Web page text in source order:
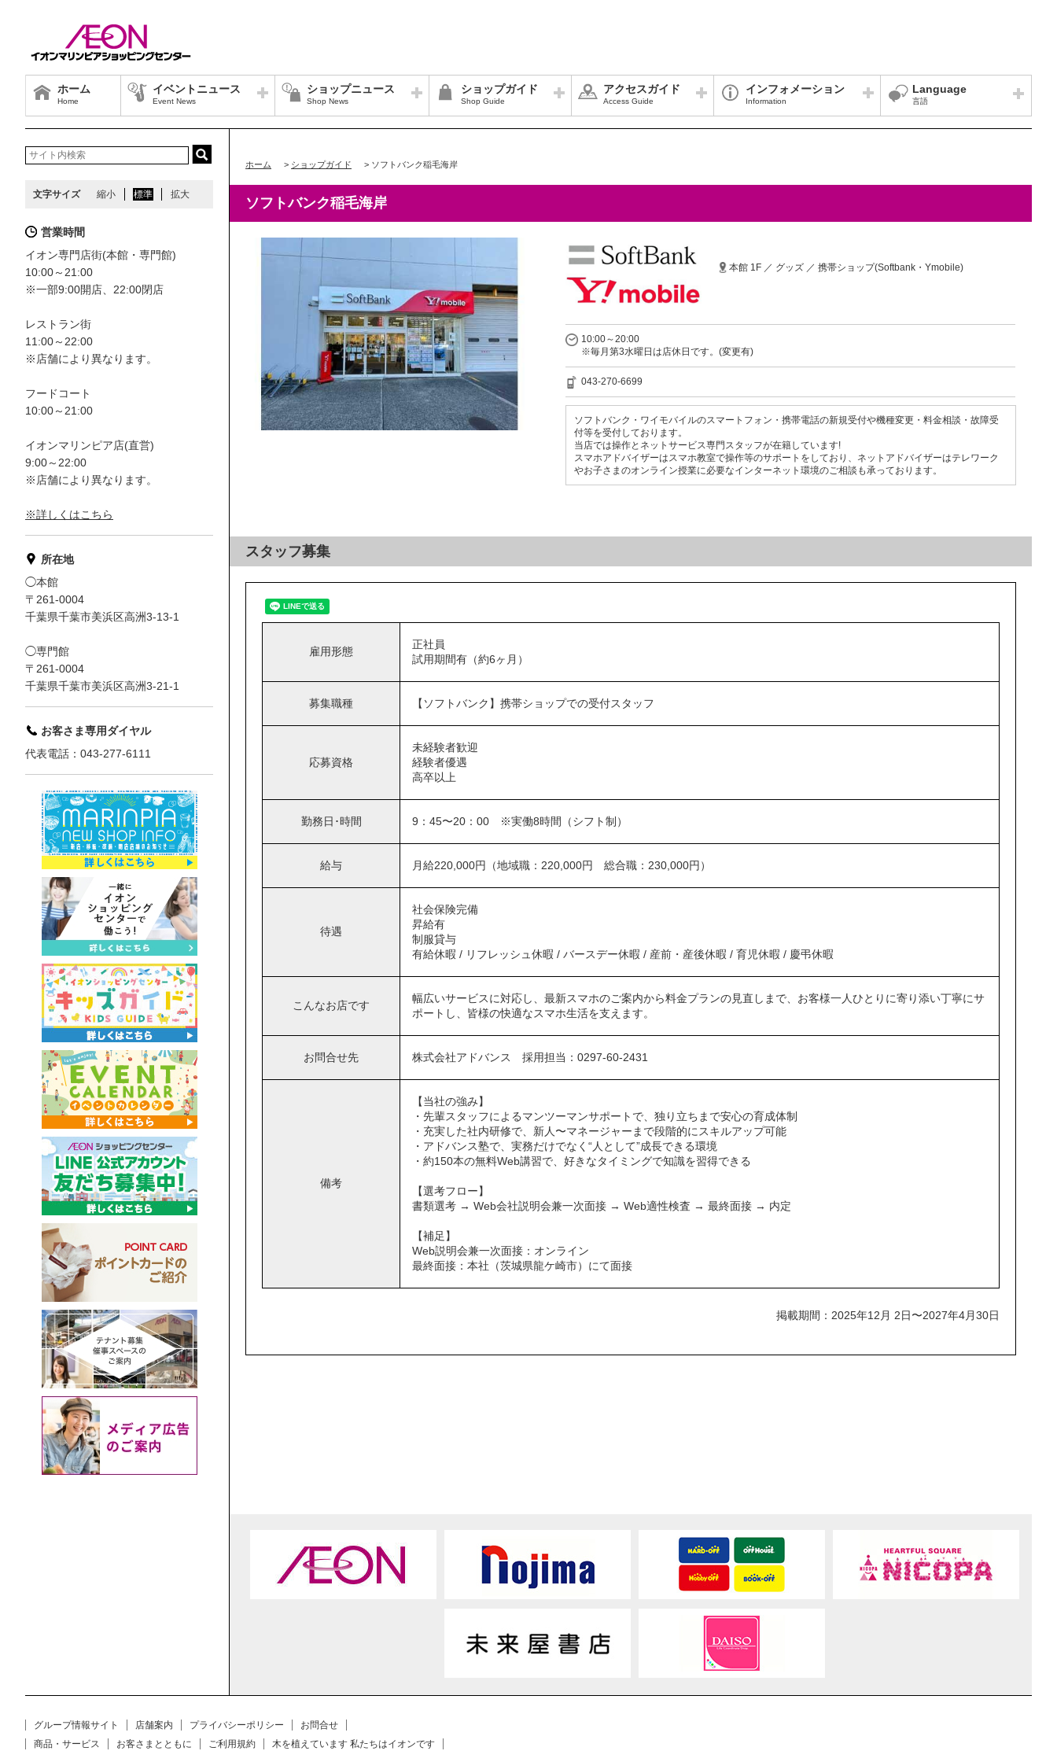
ホーム
Home
イベントニュース
Event News
ショップニュース
Shop News
ショップガイド
Shop Guide
アクセスガイド
Access Guide
インフォメーション
Information
Language
言語
ホーム > ショップガイド > ソフトバンク稲毛海岸
ソフトバンク稲毛海岸
本館 1F ／ グッズ ／ 携帯ショップ(Softbank・Ymobile)
10:00～20:00
※毎月第3水曜日は店休日です。(変更有)
043-270-6699
ソフトバンク・ワイモバイルのスマートフォン・携帯電話の新規受付や機種変更・料金相談・故障受
付等を受付しております。
当店では操作とネットサービス専門スタッフが在籍しています!
スマホアドバイザーはスマホ教室で操作等のサポートをしており、ネットアドバイザーはテレワーク
やお子さまのオンライン授業に必要なインターネット環境のご相談も承っております。
スタッフ募集
雇用形態
正社員
試用期間有（約6ヶ月）
募集職種 【ソフトバンク】携帯ショップでの受付スタッフ
応募資格
未経験者歓迎
経験者優遇
高卒以上
勤務日･時間 9：45〜20：00 ※実働8時間（シフト制）
給与 月給220,000円（地域職：220,000円 総合職：230,000円）
待遇
社会保険完備
昇給有
制服貸与
有給休暇 / リフレッシュ休暇 / バースデー休暇 / 産前・産後休暇 / 育児休暇 / 慶弔休暇
こんなお店です
幅広いサービスに対応し、最新スマホのご案内から料金プランの見直しまで、お客様一人ひとりに寄り添い丁寧にサ
ポートし、皆様の快適なスマホ生活を支えます。
お問合せ先 株式会社アドバンス 採用担当：0297-60-2431
備考
【当社の強み】
・先輩スタッフによるマンツーマンサポートで、独り立ちまで安心の育成体制
・充実した社内研修で、新人〜マネージャーまで段階的にスキルアップ可能
・アドバンス塾で、実務だけでなく“人として”成長できる環境
・約150本の無料Web講習で、好きなタイミングで知識を習得できる
【選考フロー】
書類選考 → Web会社説明会兼一次面接 → Web適性検査 → 最終面接 → 内定
【補足】
Web説明会兼一次面接：オンライン
最終面接：本社（茨城県龍ケ崎市）にて面接
掲載期間：2025年12月 2日〜2027年4月30日
文字サイズ 縮小 標準 拡大
営業時間
イオン専門店街(本館・専門館)
10:00～21:00
※一部9:00開店、22:00閉店
レストラン街
11:00～22:00
※店舗により異なります。
フードコート
10:00～21:00
イオンマリンピア店(直営)
9:00～22:00
※店舗により異なります。
※詳しくはこちら
所在地
◯本館
〒261-0004
千葉県千葉市美浜区高洲3-13-1
◯専門館
〒261-0004
千葉県千葉市美浜区高洲3-21-1
お客さま専用ダイヤル
代表電話：043-277-6111
グループ情報サイト 店舗案内 プライバシーポリシー
お問合せ
商品・サービス
お客さまとともに ご利用規約 木を植えています 私たちはイオンです